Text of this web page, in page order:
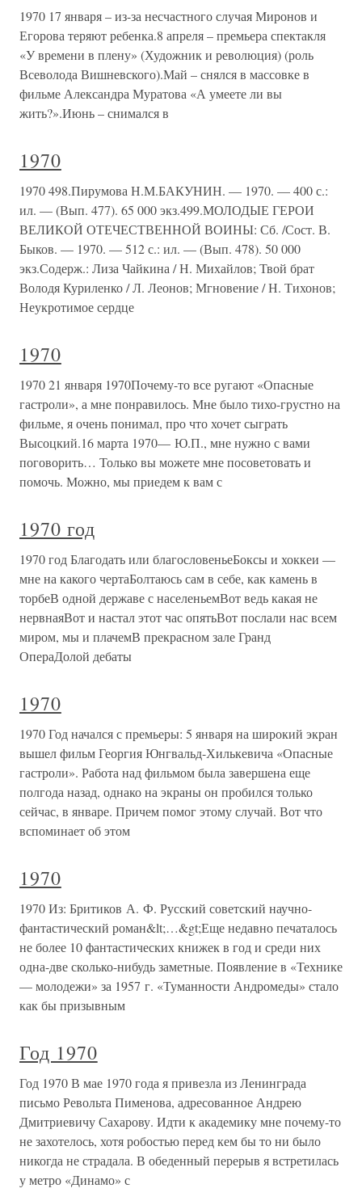
1970 17 января – из-за несчастного случая Миронов и
Егорова теряют ребенка.8 апреля – премьера спектакля
«У времени в плену» (Художник и революция) (роль
Всеволода Вишневского).Май – снялся в массовке в
фильме Александра Муратова «А умеете ли вы
жить?».Июнь – снимался в
1970
1970 498.Пирумова Н.М.БАКУНИН. — 1970. — 400 с.:
ил. — (Вып. 477). 65 000 экз.499.МОЛОДЫЕ ГЕРОИ
ВЕЛИКОЙ ОТЕЧЕСТВЕННОЙ ВОИНЫ: Сб. /Сост. В.
Быков. — 1970. — 512 с.: ил. — (Вып. 478). 50 000
экз.Содерж.: Лиза Чайкина / Н. Михайлов; Твой брат
Володя Куриленко / Л. Леонов; Мгновение / Н. Тихонов;
Неукротимое сердце
1970
1970 21 января 1970Почему-то все ругают «Опасные
гастроли», а мне понравилось. Мне было тихо-грустно на
фильме, я очень понимал, про что хочет сыграть
Высоцкий.16 марта 1970— Ю.П., мне нужно с вами
поговорить… Только вы можете мне посоветовать и
помочь. Можно, мы приедем к вам с
1970 год
1970 год Благодать или благословеньеБоксы и хоккеи —
мне на какого чертаБолтаюсь сам в себе, как камень в
торбеВ одной державе с населеньемВот ведь какая не
нервнаяВот и настал этот час опятьВот послали нас всем
миром, мы и плачемВ прекрасном зале Гранд
ОпераДолой дебаты
1970
1970 Год начался с премьеры: 5 января на широкий экран
вышел фильм Георгия Юнгвальд-Хилькевича «Опасные
гастроли». Работа над фильмом была завершена еще
полгода назад, однако на экраны он пробился только
сейчас, в январе. Причем помог этому случай. Вот что
вспоминает об этом
1970
1970 Из: Бритиков А. Ф. Русский советский научно-
фантастический роман&lt;…&gt;Еще недавно печаталось
не более 10 фантастических книжек в год и среди них
одна-две сколько-нибудь заметные. Появление в «Технике
— молодежи» за 1957 г. «Туманности Андромеды» стало
как бы призывным
Год 1970
Год 1970 В мае 1970 года я привезла из Ленинграда
письмо Револьта Пименова, адресованное Андрею
Дмитриевичу Сахарову. Идти к академику мне почему-то
не захотелось, хотя робостью перед кем бы то ни было
никогда не страдала. В обеденный перерыв я встретилась
у метро «Динамо» с